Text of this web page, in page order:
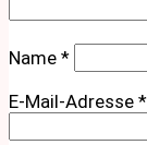
Name *
E-Mail-Adresse *